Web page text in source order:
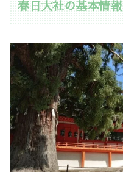
春日大社の基本情報